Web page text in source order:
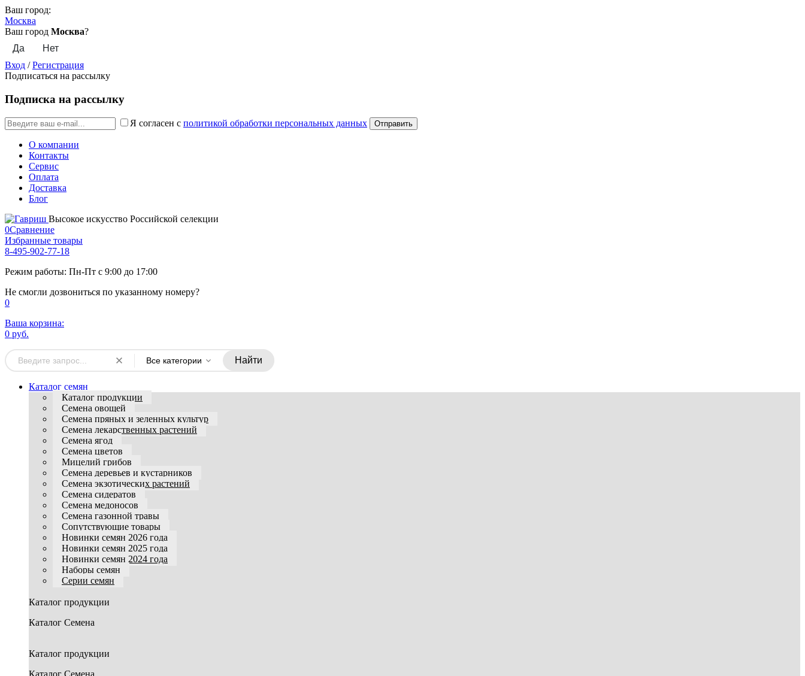
Ваш город:
Москва
Ваш город Москва?
Вход /Регистрация
Подписаться на рассылку
Подписка на рассылку
Я согласен с политикой обработки персональных данных
О компании
Контакты
Сервис
Оплата
Доставка
Блог
Высокое искусство Российской селекции
0Сравнение
Избранные товары
8-495-902-77-18
Режим работы: Пн-Пт с 9:00 до 17:00
Не смогли дозвониться по указанному номеру?
0
Ваша корзина:
0 руб.
Все категории Найти
Каталог семян
Каталог продукции
Семена овощей
Семена пряных и зеленных культур
Семена лекарственных растений
Семена ягод
Семена цветов
Мицелий грибов
Семена деревьев и кустарников
Семена экзотических растений
Семена сидератов
Семена медоносов
Семена газонной травы
Сопутствующие товары
Новинки семян 2026 года
Новинки семян 2025 года
Новинки семян 2024 года
Наборы семян
Серии семян
Каталог продукции
Каталог Семена
Каталог продукции